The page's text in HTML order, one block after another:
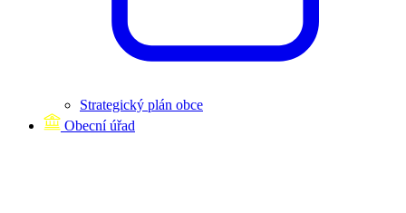
Strategický plán obce
Obecní úřad